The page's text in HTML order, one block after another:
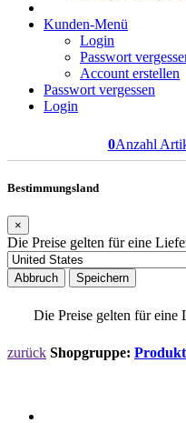
Kunden-Menü
Login
Passwort
Account erstellen
Passwort vergessen
Login
0Anzahl
Bestimmungsland
×
Die Preise gelten für eine
Abbruch Speichern
Die Preise gelten für eine
zurück Shopgruppe: